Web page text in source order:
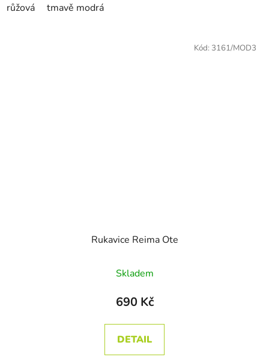
růžová tmavě modrá
Rukavice Reima Ote
Skladem
690 Kč
DETAIL
Kód: 3161/MOD3